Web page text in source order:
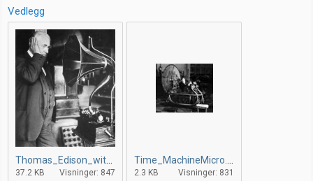
Vedlegg
37.2 KB Visninger: 847 2.3 KB Visninger: 831